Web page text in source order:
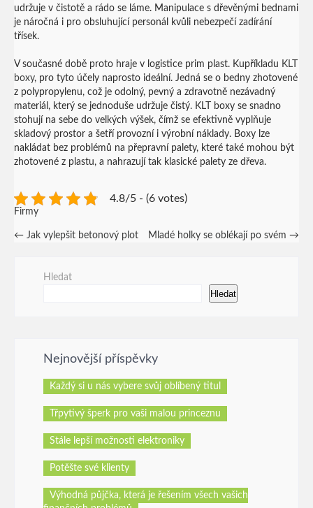
udržuje v čistotě a rádo se láme. Manipulace s dřevěnými bednami
je náročná i pro obsluhující personál kvůli nebezpečí zadírání
třísek.
V současné době proto hraje v logistice prim plast. Kupříkladu KLT
boxy, pro tyto účely naprosto ideální. Jedná se o bedny zhotovené
z polypropylenu, což je odolný, pevný a zdravotně nezávadný
materiál, který se jednoduše udržuje čistý. KLT boxy se snadno
stohují na sebe do velkých výšek, čímž se efektivně vyplňuje
skladový prostor a šetří provozní i výrobní náklady. Boxy lze
nakládat bez problémů na přepravní palety, které také mohou být
zhotovené z plastu, a nahrazují tak klasické palety ze dřeva.
4.8/5 - (6 votes)
Firmy
Post
← Jak vylepšit betonový plot Mladé holky se oblékají po svém →
Hledat
Hledat
Nejnovější příspěvky
Každý si u nás vybere svůj oblíbený titul
Třpytivý šperk pro vaši malou princeznu
Stále lepší možnosti elektroniky
Potěšte své klienty
Výhodná půjčka, která je řešením všech vašich